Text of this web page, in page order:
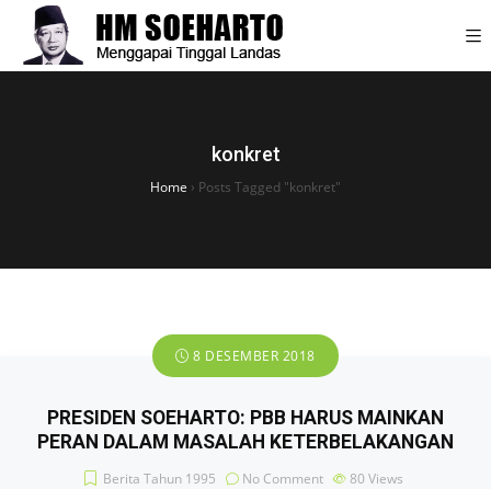
konkret
Home › Posts Tagged "konkret"
8 DESEMBER 2018
PRESIDEN SOEHARTO: PBB HARUS MAINKAN
PERAN DALAM MASALAH KETERBELAKANGAN
Berita Tahun 1995 No Comment 80 Views